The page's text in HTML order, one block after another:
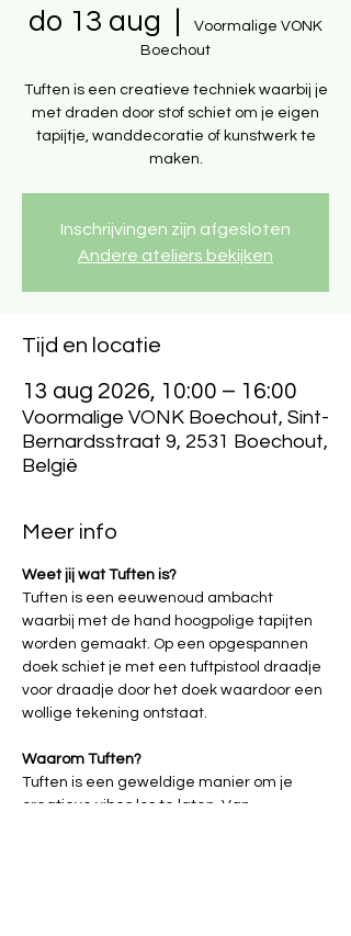
do 13 aug
Voormalige VONK
Boechout
Tuften is een creatieve techniek waarbij je
met draden door stof schiet om je eigen
tapijtje, wanddecoratie of kunstwerk te
maken.
Inschrijvingen zijn afgesloten
Andere ateliers bekijken
Tijd en locatie
13 aug 2026, 10:00 – 16:00
Voormalige VONK Boechout, Sint-
Bernardsstraat 9, 2531 Boechout,
België
Meer info
Weet jij wat Tuften is?
Tuften is een eeuwenoud ambacht
waarbij met de hand hoogpolige tapijten
worden gemaakt. Op een opgespannen
doek schiet je met een tuftpistool draadje
voor draadje door het doek waardoor een
wollige tekening ontstaat.
Waarom Tuften?
Tuften is een geweldige manier om je
creatieve vibes los te laten. Van